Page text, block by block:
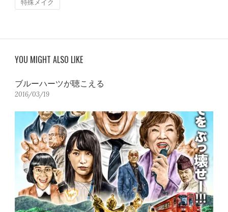
特殊メイク
YOU MIGHT ALSO LIKE
ブルーハーツが聴こえる
2016/03/19